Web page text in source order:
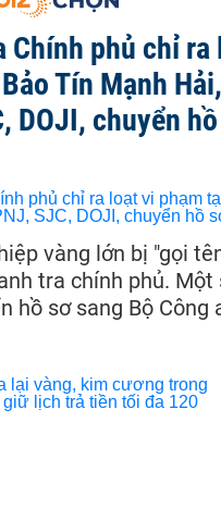
Chính phủ chỉ ra
Tín Mạnh
DOJI, chuyển
vàng lớn bị "gọi
tra chính phủ. Một
hồ sơ sang Bộ Công